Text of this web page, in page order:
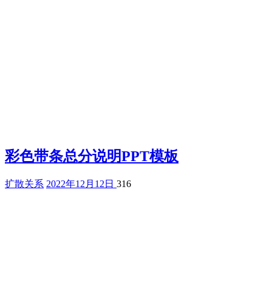
彩色带条总分说明PPT模板
扩散关系 2022年12月12日 316